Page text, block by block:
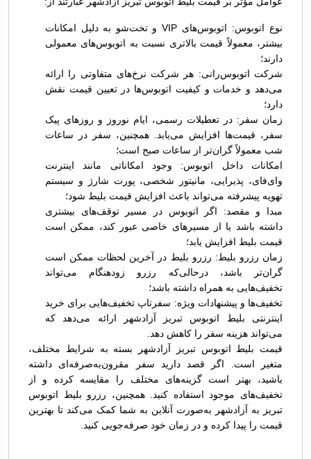
نوع اتوبوس: اتوبوس‌های VIP و تخت‌شو به دلیل امکانات
بیشتر، معمولاً قیمت بالاتری نسبت به اتوبوس‌های معمولی
دارند؛
شرکت اتوبوس‌رانی: هر شرکت نرخ‌های متفاوتی را ارائه
می‌دهد و خدمات و کیفیت اتوبوس‌ها در تعیین قیمت نقش
دارد؛
زمان سفر: در تعطیلات رسمی، ایام نوروز و روزهای پیک
سفر، قیمت‌ها افزایش می‌یابد. همچنین، سفر در ساعات
شب معمولاً گران‌تر از ساعات صبح است؛
امکانات داخل اتوبوس: وجود امکاناتی مانند اینترنت
وای‌فای، پذیرایی، مانیتور شخصی، پورت شارژ و سیستم
تهویه پیشرفته می‌تواند باعث افزایش قیمت بلیط شود؛
مبدا و مقصد: اگر اتوبوس در مسیر توقف‌های بیشتری
داشته باشد یا از مسیرهای خاصی عبور کند، ممکن است
قیمت بلیط افزایش یابد؛
زمان رزرو بلیط: رزرو بلیط در آخرین لحظات ممکن است
گران‌تر باشد، درحالی‌که رزرو زودهنگام می‌تواند
تخفیف‌هایی به همراه داشته باشد؛
تخفیف‌ها و پیشنهادات ویژه: سفرتاپ تخفیف‌هایی برای خرید
اینترنتی بلیط اتوبوس تبريز آزادشهر ارائه می‌دهد که
می‌تواند هزینه سفر را کاهش دهد.
قیمت بلیط اتوبوس تبريز آزادشهر بسته به شرایط مختلف،
متغیر است. اگر قصد دارید سفر مقرون‌به‌صرفه‌ای داشته
باشید، بهتر است گزینه‌های مختلف را مقایسه کرده و از
تخفیف‌های موجود استفاده کنید. همچنین، رزرو بلیط اتوبوس
تبريز به آزادشهر به‌صورت آنلاین به شما کمک می‌کند تا بهترین
قیمت را پیدا کرده و در زمان خود صرفه‌جویی کنید.